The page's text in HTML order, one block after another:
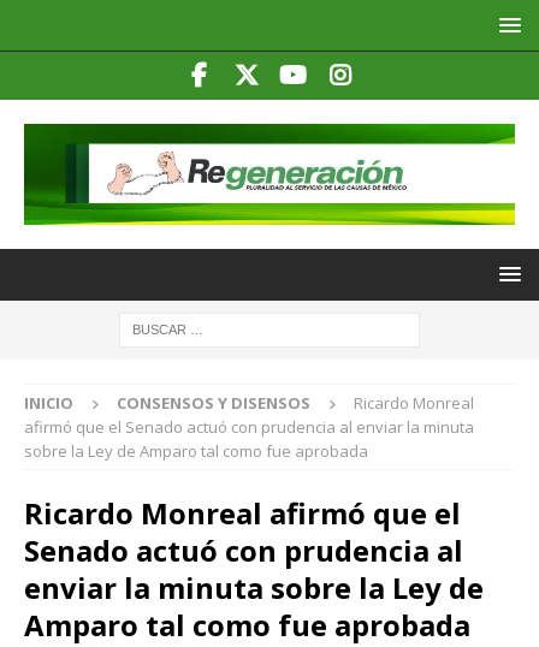
INICIO CONSENSOS Y DISENSOS
Ricardo Monreal
afirmó que el Senado actuó con prudencia al enviar la minuta
sobre la Ley de Amparo tal como fue aprobada
Ricardo Monreal afirmó que el
Senado actuó con prudencia al
enviar la minuta sobre la Ley de
Amparo tal como fue aprobada